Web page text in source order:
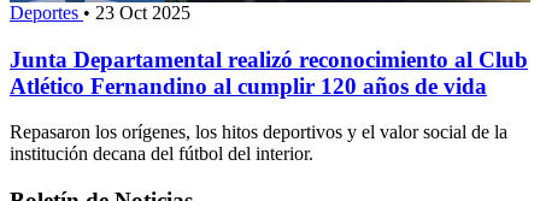
Deportes • 23 Oct 2025
Junta Departamental realizó reconocimiento al Club
Atlético Fernandino al cumplir 120 años de vida
Repasaron los orígenes, los hitos deportivos y el valor social de la
institución decana del fútbol del interior.